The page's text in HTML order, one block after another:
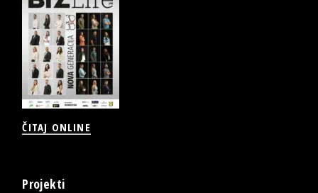
ČITAJ ONLINE
Projekti